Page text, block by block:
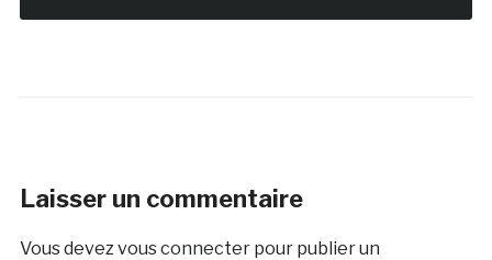
Laisser un commentaire
Vous devezvous connecterpour publier un